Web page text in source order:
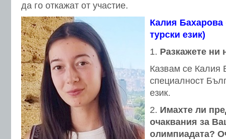
да го откажат от участие.
Калия Бахарова
турски език)
Разкажете ни
Казвам се Калия
специалност
език.
Имахте ли
очаквания за
олимпиадата?